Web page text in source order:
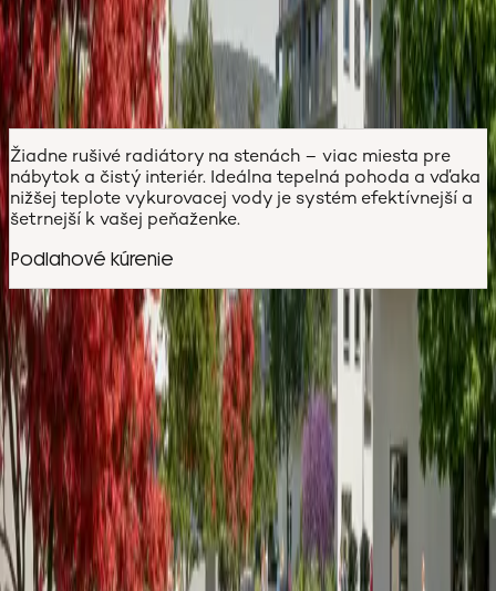
kompletne pripravený na nasťahovanie, presne podľa
vašich predstáv.
Žiadne rušivé radiátory na stenách – viac miesta pre
nábytok a čistý interiér. Ideálna tepelná pohoda a vďaka
nižšej teplote vykurovacej vody je systém efektívnejší a
šetrnejší k vašej peňaženke.
Podlahové kúrenie
Napíšte nám
Súhlasím s podmienkami spracovania osobných
údajov
Odoslať